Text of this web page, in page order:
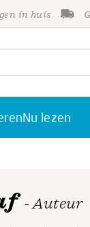
in huis
Nu lezen
- Auteur